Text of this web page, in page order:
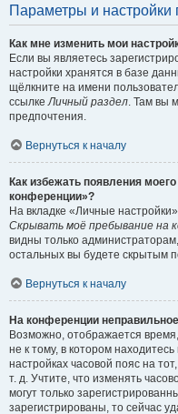
Параметры и настройки
Как мне изменить мои
Если вы являетесь
настройки хранятся в базе
щёлкните на имени
ссылкеЛичный раздел. Там вы
предпочтения.
Вернуться к началу
Как избежать появления
конференции»?
На вкладке «Личные
Скрывать моё пребывание на
видны только
остальных вы будете скрытым
Вернуться к началу
На конференции
Возможно, отображается
не к тому, в котором
настройках часовой пояс на
т. д. Учтите, что изменять
могут только
зарегистрированы, то сейчас